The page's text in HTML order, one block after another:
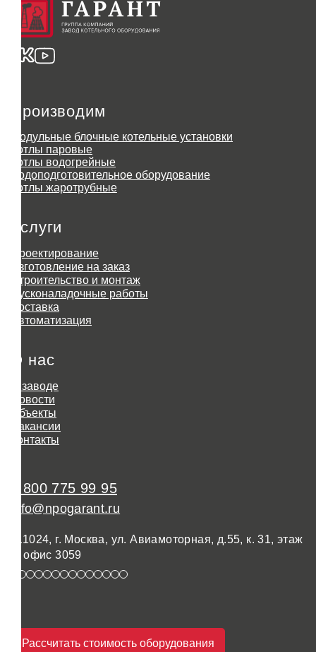
Производим
Модульные блочные котельные установки
Котлы паровые
Котлы водогрейные
Водоподготовительное оборудование
Котлы жаротрубные
Услуги
Проектирование
Изготовление на заказ
Строительство и монтаж
Пусконаладочные работы
Доставка
Автоматизация
О нас
О заводе
Новости
Объекты
Вакансии
Контакты
8 800 775 99 95
info@npogarant.ru
111024, г. Москва, ул. Авиамоторная, д.55, к. 31, этаж
3, офис 3059
Рассчитать стоимость оборудования